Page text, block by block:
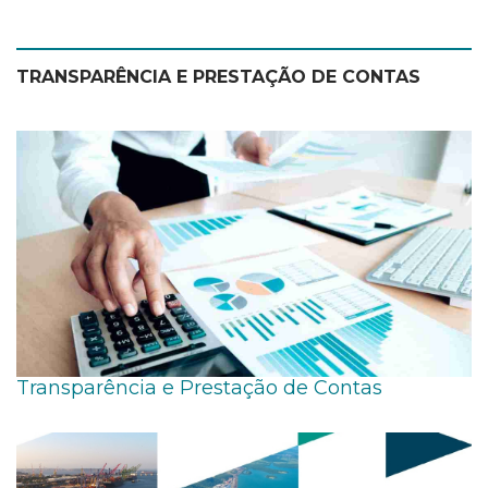
TRANSPARÊNCIA E PRESTAÇÃO DE CONTAS
Transparência e Prestação de Contas